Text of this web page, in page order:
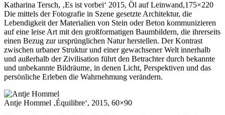
Katharina Tersch, ‚Es ist vorbei‘ 2015, Öl auf Leinwand,175×220
Die mittels der Fotografie in Szene gesetzte Architektur, die
Lebendigkeit der Materialien von Stein oder Beton kommunizieren
auf eine leise Art mit den großformatigen Baumbildern, die ihrerseits
einen Bezug zur ursprünglichen Natur herstellen. Der Kontrast
zwischen urbaner Struktur und einer gewachsener Welt innerhalb
und außerhalb der Zivilisation führt den Betrachter durch bekannte
und unbekannte Bildräume, in denen Licht, Perspektiven und das
persönliche Erleben die Wahrnehmung verändern.
Antje Hommel ‚Équilibre‘, 2015, 60×90